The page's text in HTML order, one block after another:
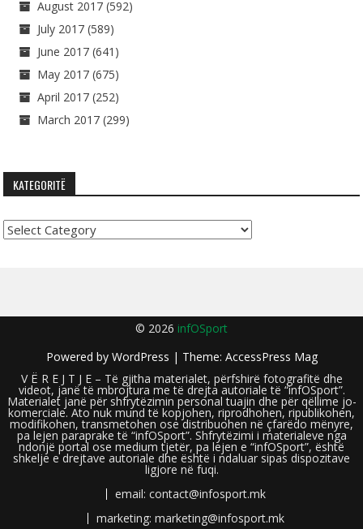
August 2017 (592)
July 2017 (589)
June 2017 (641)
May 2017 (675)
April 2017 (252)
March 2017 (299)
KATEGORITË
Kategoritë
© 2026 infOSport
Powered by WordPress | Theme: AccessPress Mag
V Ë R E J T J E – Të gjitha materialet, përfshirë fotografitë dhe
videot, janë të mbrojtura me të drejta autoriale të “infOSport”.
Materialet janë për shfrytëzimin personal tuajin dhe për qëllime jo-
komerciale. Ato nuk mund të kopjohen, riprodhohen, ripublikohen,
modifikohen, transmetohen ose distribuohen në çfarëdo mënyre,
pa lejen paraprake të “infOSport”. Shfrytëzimi i materialeve nga
ndonjë portal ose medium tjetër, pa lejen e “infOSport”, është
shkelje e drejtave autoriale dhe është i ndaluar sipas dispozitave
ligjore në fuqi.
email: contact@infosport.mk
marketing: marketing@infosport.mk